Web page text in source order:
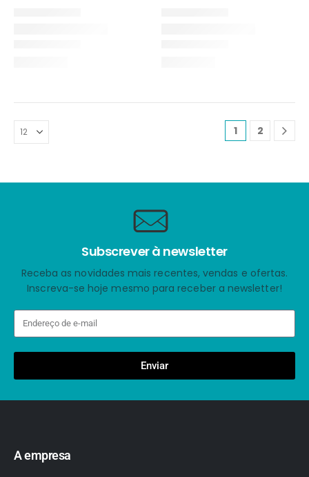
1 2
Subscrever à newsletter
Receba as novidades mais recentes, vendas e ofertas.
Inscreva-se hoje mesmo para receber a newsletter!
Enviar
A empresa